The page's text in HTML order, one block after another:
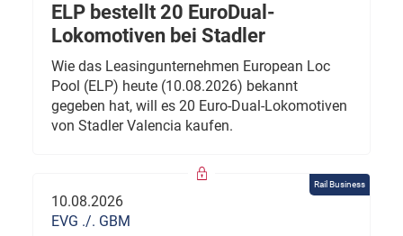
ELP bestellt 20 EuroDual-
Lokomotiven bei Stadler
Wie das Leasingunternehmen European Loc
Pool (ELP) heute (10.08.2026) bekannt
gegeben hat, will es 20 Euro-Dual-Lokomotiven
von Stadler Valencia kaufen.
Rail Business
10.08.2026
EVG ./. GBM